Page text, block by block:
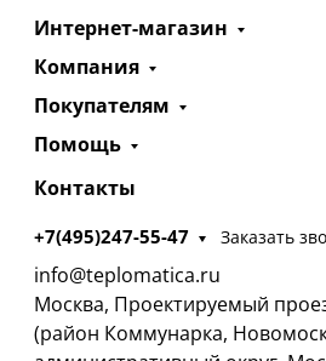
Интернет-магазин
Компания
Покупателям
Помощь
Контакты
+7(495)247-55-47 Заказать
info@teplomatica.ru
Москва, Проектируемый
(район Коммунарка,